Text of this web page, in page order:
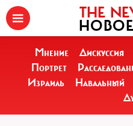
THE
Мнение Дискуссия
Портрет
Израиль
Навальный